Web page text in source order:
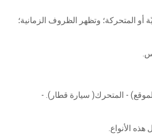
أو المتحركة؛ وتظهر الظروف الزمانية؛
- المتحرك( سيارة قطار). -
الأنواع.